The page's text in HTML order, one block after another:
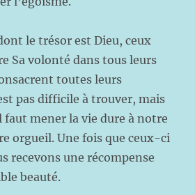
le trésor est Dieu, ceux
Sa volonté dans tous leurs
toutes leurs
pas difficile à trouver, mais
mener la vie dure à notre
orgueil. Une fois que ceux-ci
recevons une récompense
beauté.